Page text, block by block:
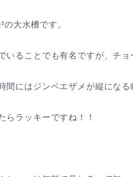
大水槽です。
いることでも有名ですが、チョ
間にはジンベエザメが縦になる
らラッキーですね！！